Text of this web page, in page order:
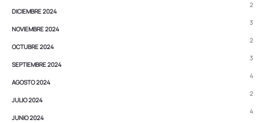
DICIEMBRE 2024
2
NOVIEMBRE 2024
3
OCTUBRE 2024
2
SEPTIEMBRE 2024
3
AGOSTO 2024
4
JULIO 2024
2
JUNIO 2024
4